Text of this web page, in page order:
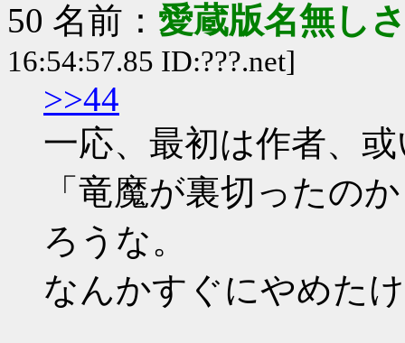
50 名前： 愛蔵版名無し
16:54:57.85 ID:???.net]
>>44
一応、最初は作者、
「竜魔が裏切ったの
ろうな。
なんかすぐにやめた